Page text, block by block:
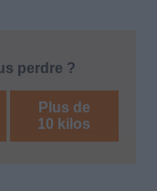
perdre ?
Plus de
10 kilos